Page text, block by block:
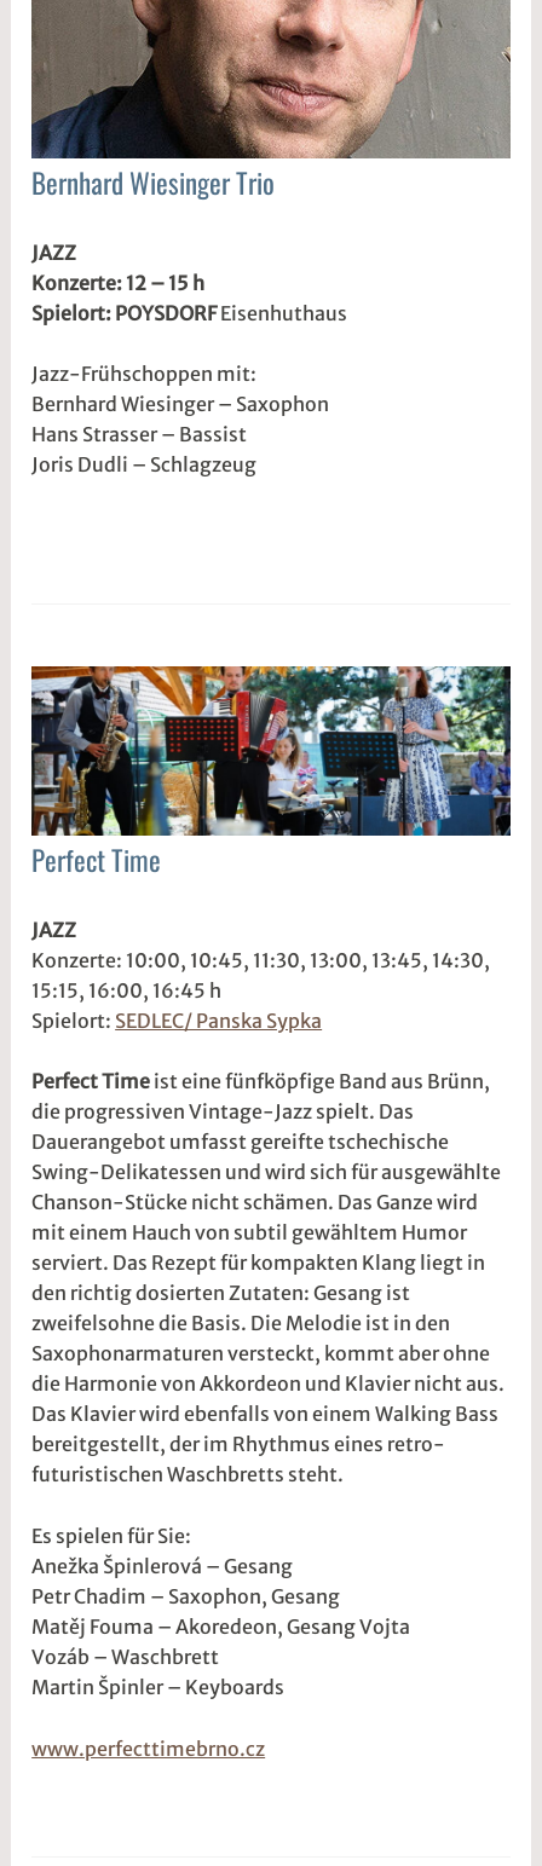
JAZZ
Bernhard Wiesinger Trio
.
A
p
i
l
2
0
1
d
w
w
e
5
r
JAZZ
Konzerte: 12 – 15 h
Spielort: POYSDORFEisenhuthaus
Jazz-Frühschoppen mit:
Bernhard Wiesinger – Saxophon
Hans Strasser – Bassist
Joris Dudli – Schlagzeug
JAZZ
Perfect Time
9
.
M
a
2
0
2
3
1
d
w
2
e
5
r
2
t
@
JAZZ
Konzerte: 10:00, 10:45, 11:30, 13:00, 13:45, 14:30,
15:15, 16:00, 16:45 h
Spielort: SEDLEC/ Panska Sypka
Perfect Time ist eine fünfköpfige Band aus Brünn,
die progressiven Vintage-Jazz spielt. Das
Dauerangebot umfasst gereifte tschechische
Swing-Delikatessen und wird sich für ausgewählte
Chanson-Stücke nicht schämen. Das Ganze wird
mit einem Hauch von subtil gewähltem Humor
serviert. Das Rezept für kompakten Klang liegt in
den richtig dosierten Zutaten: Gesang ist
zweifelsohne die Basis. Die Melodie ist in den
Saxophonarmaturen versteckt, kommt aber ohne
die Harmonie von Akkordeon und Klavier nicht aus.
Das Klavier wird ebenfalls von einem Walking Bass
bereitgestellt, der im Rhythmus eines retro-
futuristischen Waschbretts steht.
Es spielen für Sie:
Anežka Špinlerová – Gesang
Petr Chadim – Saxophon, Gesang
Matěj Fouma – Akoredeon, Gesang Vojta
Vozáb – Waschbrett
Martin Špinler – Keyboards
www.perfecttimebrno.cz